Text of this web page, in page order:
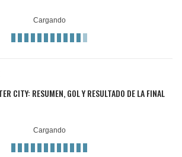
CITY: RESUMEN, GOL Y RESULTADO DE LA FINAL